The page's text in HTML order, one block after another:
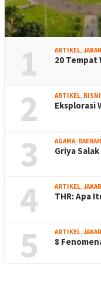
1 ARTIKEL,
20
2 ARTIKEL,
Eksplorasi
3 AGAMA, DAERAH
Griya
4 ARTIKEL,
THR: Apa
5 ARTIKEL,
8